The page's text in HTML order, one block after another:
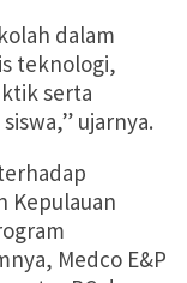
dalam
teknologi,
serta
ujarnya.
Kepulauan
Medco E&P